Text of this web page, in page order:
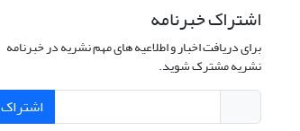
اشتراک خبرنامه
برای دریافت اخبار و اطلاعیه های مهم نشریه در خبرنامه
نشریه مشترک شوید.
اشتراک